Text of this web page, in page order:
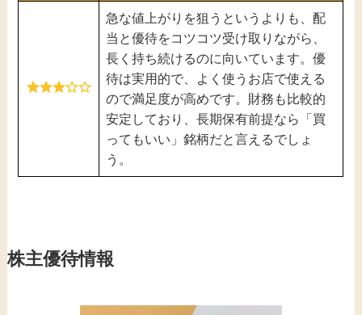
急な値上がりを狙うというよりも、配
当と優待をコツコツ受け取りながら、
長く持ち続けるのに向いています。優
待は実用的で、よく使うお店で使える
ので満足度が高めです。財務も比較的
安定しており、長期保有前提なら「買
ってもいい」銘柄だと言えるでしょ
う。
株主優待情報